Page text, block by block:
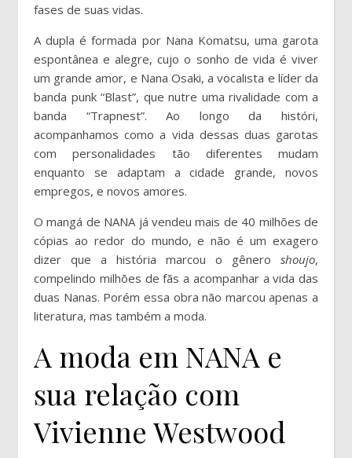
fases de suas vidas.
A dupla é formada por Nana Komatsu, uma garota
espontânea e alegre, cujo o sonho de vida é viver
um grande amor, e Nana Osaki, a vocalista e líder da
banda punk “Blast”, que nutre uma rivalidade com a
banda “Trapnest”. Ao longo da históri,
acompanhamos como a vida dessas duas garotas
com personalidades tão diferentes mudam
enquanto se adaptam a cidade grande, novos
empregos, e novos amores.
O mangá de NANA já vendeu mais de 40 milhões de
cópias ao redor do mundo, e não é um exagero
dizer que a história marcou o gênero shoujo,
compelindo milhões de fãs a acompanhar a vida das
duas Nanas. Porém essa obra não marcou apenas a
literatura, mas também a moda.
A moda em NANA e
sua relação com
Vivienne Westwood